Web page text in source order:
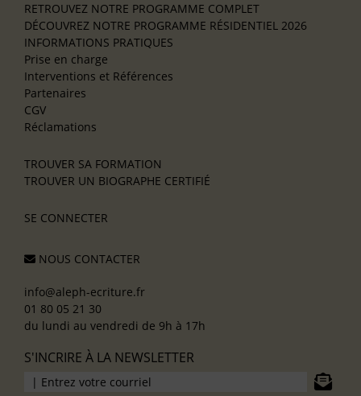
RETROUVEZ NOTRE PROGRAMME COMPLET
DÉCOUVREZ NOTRE PROGRAMME RÉSIDENTIEL 2026
INFORMATIONS PRATIQUES
Prise en charge
Interventions et Références
Partenaires
CGV
Réclamations
TROUVER SA FORMATION
TROUVER UN BIOGRAPHE CERTIFIÉ
SE CONNECTER
NOUS CONTACTER
info@aleph-ecriture.fr
01 80 05 21 30
du lundi au vendredi de 9h à 17h
S'INCRIRE À LA NEWSLETTER